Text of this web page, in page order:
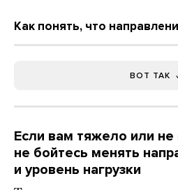
Как понять, что
ВОТ ТАК
Если вам тяжело или не
не бойтесь менять
и уровень нагрузки